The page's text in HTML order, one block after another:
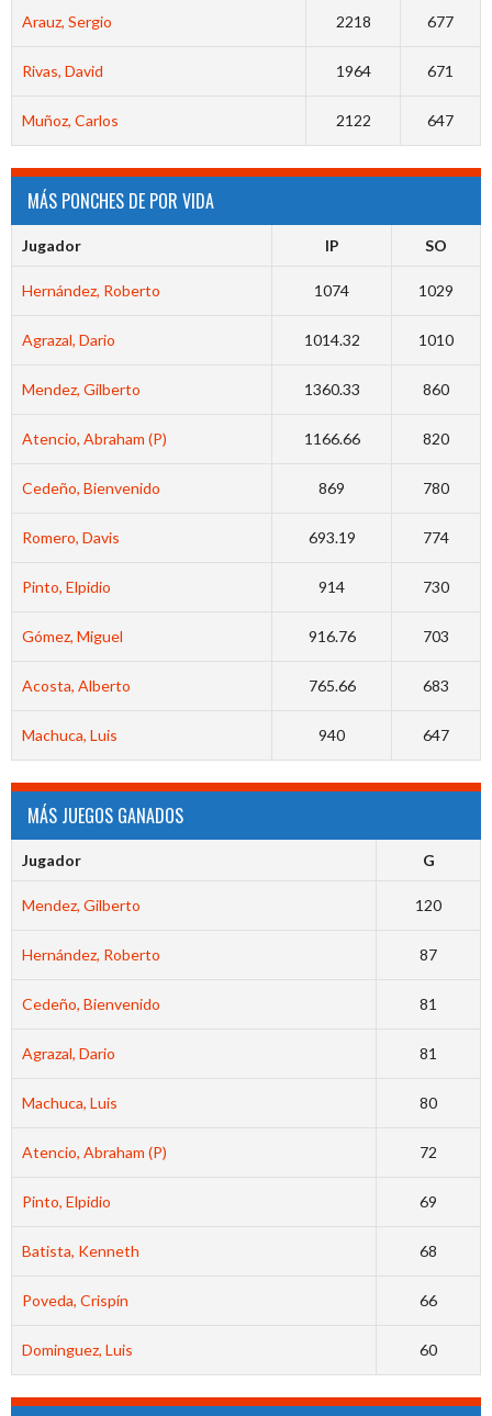
Arauz, Sergio 2218 677
Rivas, David 1964 671
Muñoz, Carlos 2122 647
MÁS PONCHES DE POR VIDA
Jugador IP SO
Hernández, Roberto 1074 1029
Agrazal, Dario 1014.32 1010
Mendez, Gilberto 1360.33 860
Atencio, Abraham (P) 1166.66 820
Cedeño, Bienvenido 869 780
Romero, Davis 693.19 774
Pinto, Elpidio 914 730
Gómez, Miguel 916.76 703
Acosta, Alberto 765.66 683
Machuca, Luis 940 647
MÁS JUEGOS GANADOS
Jugador G
Mendez, Gilberto 120
Hernández, Roberto 87
Cedeño, Bienvenido 81
Agrazal, Dario 81
Machuca, Luis 80
Atencio, Abraham (P) 72
Pinto, Elpidio 69
Batista, Kenneth 68
Poveda, Crispín 66
Dominguez, Luis 60